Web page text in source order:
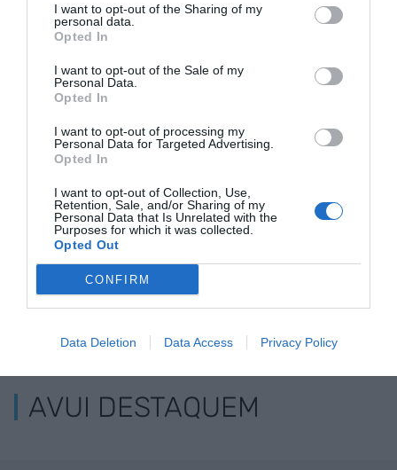
I want to opt-out of the Sharing of my
personal data.
Opted In
I want to opt-out of the Sale of my
Personal Data.
Opted In
I want to opt-out of processing my
Personal Data for Targeted Advertising.
Opted In
I want to opt-out of Collection, Use,
Retention, Sale, and/or Sharing of my
Personal Data that Is Unrelated with the
Purposes for which it was collected.
Opted Out
CONFIRM
Data Deletion Data Access Privacy Policy
De l''annus
a un maig crític:
allau de
L''annus horribilis'
conversa de bar a
Holaluz
30 milions
ELS MÉS LLEGITS
AVUI DESTAQUEM